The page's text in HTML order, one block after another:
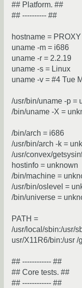
## Platform. ##
## ---------- ##
hostname = PROXY
uname -m = i686
uname -r = 2.2.19
uname -s = Linux
uname -v = #4 Tue
/usr/bin/uname -p =
/bin/uname -X =
/bin/arch = i686
/usr/bin/arch -k =
/usr/convex/
hostinfo = unknown
/bin/machine =
/usr/bin/oslevel =
/bin/universe =
PATH =
/usr/local/sbin:/usr/
usr/X11R6/bin:/usr /
## ------------ ##
## Core tests. ##
## ------------ ##